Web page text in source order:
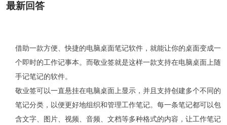
最新回答
借助一款方便、快捷的电脑桌面笔记软件，就能让你的桌面变成一
个即时的工作记事本。而敬业签就是这样一款支持在电脑桌面上随
手记笔记的软件。
敬业签可以一直悬挂在电脑桌面上显示，并且支持创建多个不同的
笔记分类，以便更好地组织和管理工作笔记。每一条笔记都可以包
含文字、图片、视频、音频、文档等多种格式的内容，让工作笔记